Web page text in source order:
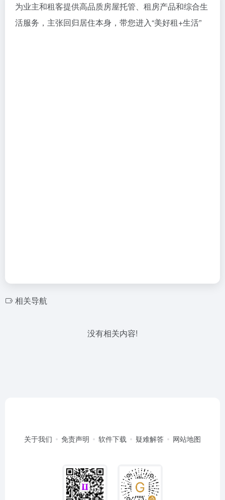
为业主和租客提供高品质房屋托管、租房产品和综合生
活服务，主张回归居住本身，带您进入“美好租+生活”
相关导航
没有相关内容!
关于我们 免责声明 软件下载 疑难解答 网站地图